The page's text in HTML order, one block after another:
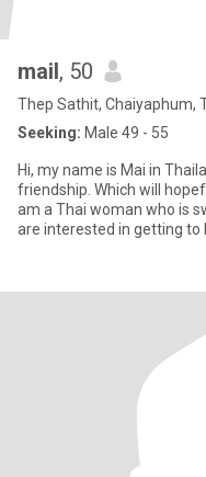
mail, 50
Thep Sathit, Chaiyaphum,
Seeking: Male 49 - 55
Hi, my name is Mai in
friendship. Which will hopefully lead to a long-term commitment. I
am a Thai woman who is
are interested in getting to